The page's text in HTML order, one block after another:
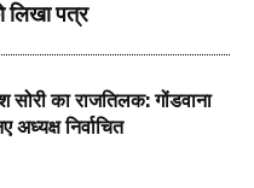
लिखा पत्र
का राजतिलक: गोंडवाना
निर्वाचित